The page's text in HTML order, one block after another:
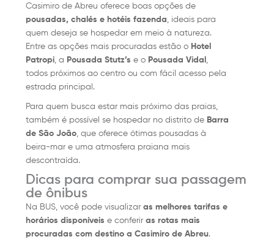
Casimiro de Abreu oferece boas opções de
pousadas, chalés e hotéis fazenda , ideais para
quem deseja se hospedar em meio à natureza.
Entre as opções mais procuradas estão o Hotel
Patropi , a Pousada Stutz’s e o Pousada Vidal
todos próximos ao centro ou com fácil acesso pela
estrada principal.
Para quem busca estar mais próximo das praias,
também é possível se hospedar no distrito de Barra
de São João , que oferece ótimas pousadas à
beira-mar e uma atmosfera praiana mais
descontraída.
Dicas para comprar sua passagem
de ônibus
Na BUS, você pode visualizaras melhores tarifas e
horários disponíveis e conferiras rotas mais
procuradas com destino a Casimiro de Abreu.